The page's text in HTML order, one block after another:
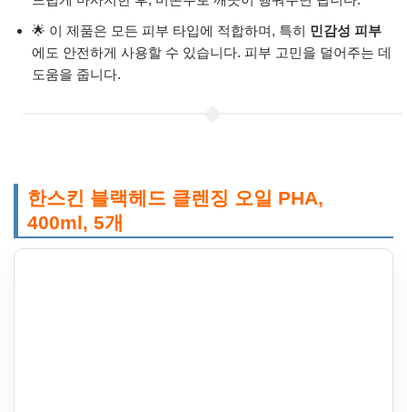
🌟 이 제품은 모든 피부 타입에 적합하며, 특히 민감성 피부
에도 안전하게 사용할 수 있습니다. 피부 고민을 덜어주는 데
도움을 줍니다.
한스킨 블랙헤드 클렌징 오일 PHA,
400ml, 5개